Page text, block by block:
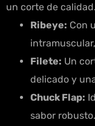
un corte de
Ribeye: Con
Filete: Un
delicado y
Chuck Flap:
sabor robusto.